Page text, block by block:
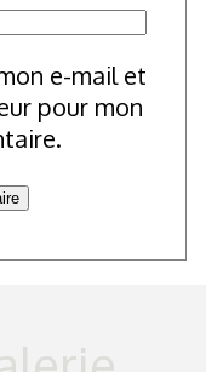
e-mail et
pour mon